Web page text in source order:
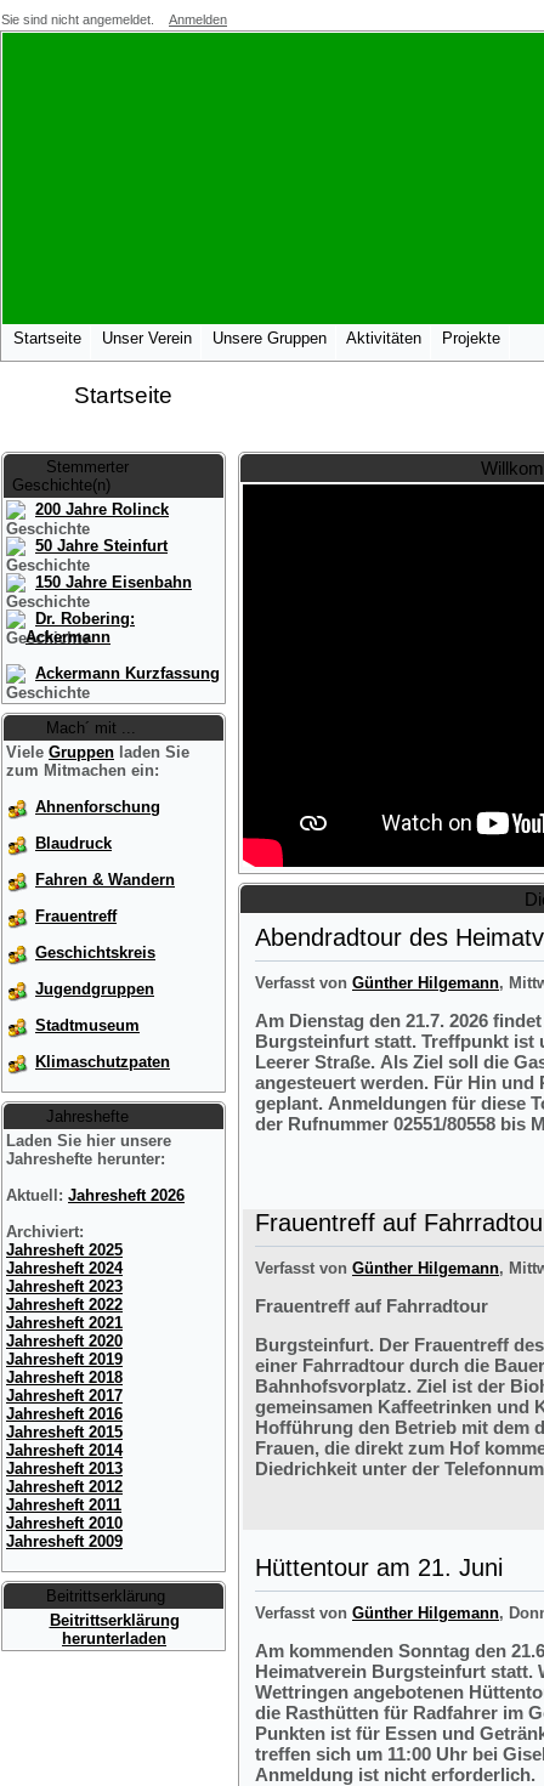
Sie sind nicht angemeldet. Anmelden
Startseite Unser Verein Unsere Gruppen Aktivitäten Projekte
Startseite
Stemmerter
Geschichte(n)
200 Jahre Rolinck
50 Jahre Steinfurt
150 Jahre Eisenbahn
Dr. Robering:
Ackermann
Ackermann Kurzfassung
Mach´ mit ...
Viele Gruppen laden Sie
zum Mitmachen ein:
Ahnenforschung
Blaudruck
Fahren & Wandern
Frauentreff
Geschichtskreis
Jugendgruppen
Stadtmuseum
Klimaschutzpaten
Jahreshefte
Laden Sie hier unsere
Jahreshefte herunter:
Aktuell: Jahresheft 2026
Archiviert:
Jahresheft 2025
Jahresheft 2024
Jahresheft 2023
Jahresheft 2022
Jahresheft 2021
Jahresheft 2020
Jahresheft 2019
Jahresheft 2018
Jahresheft 2017
Jahresheft 2016
Jahresheft 2015
Jahresheft 2014
Jahresheft 2013
Jahresheft 2012
Jahresheft 2011
Jahresheft 2010
Jahresheft 2009
Beitrittserklärung
Beitrittserklärung
herunterladen
Abendradtour des
Verfasst von Günther Hilgemann,
Am Dienstag den 21.7. 2026
Burgsteinfurt statt. Treffpunkt ist
Leerer Straße. Als Ziel soll die
angesteuert werden. Für Hin und
geplant. Anmeldungen für diese
der Rufnummer 02551/80558 bis
Frauentreff auf
Verfasst von Günther Hilgemann,
Frauentreff auf Fahrradtour
Burgsteinfurt. Der Frauentreff
einer Fahrradtour durch die
Bahnhofsvorplatz. Ziel ist der
gemeinsamen Kaffeetrinken und
Hofführung den Betrieb mit dem
Frauen, die direkt zum Hof
Diedrichkeit unter der
Hüttentour am 21. Juni
Verfasst von Günther Hilgemann,
Am kommenden Sonntag den
Heimatverein Burgsteinfurt statt.
Wettringen angebotenen
die Rasthütten für Radfahrer im
Punkten ist für Essen und
treffen sich um 11:00 Uhr bei
Anmeldung ist nicht erforderlich.